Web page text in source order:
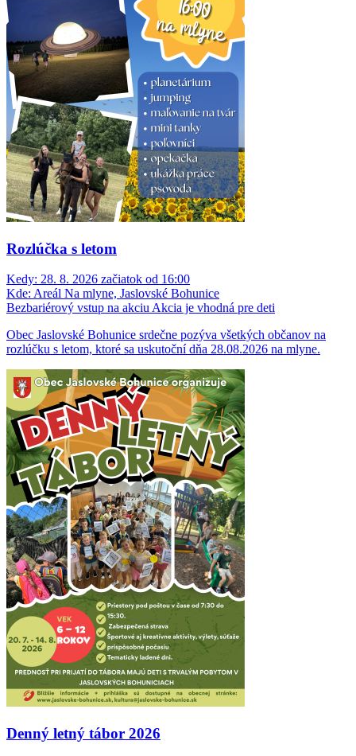
Rozlúčka s letom
Kedy: 28. 8. 2026 začiatok od 16:00
Kde: Areál Na mlyne, Jaslovské Bohunice
Bezbariérový vstup na akciu Akcia je vhodná pre deti
Obec Jaslovské Bohunice srdečne pozýva všetkých občanov na
rozlúčku s letom, ktoré sa uskutoční dňa 28.08.2026 na mlyne.
Denný letný tábor 2026